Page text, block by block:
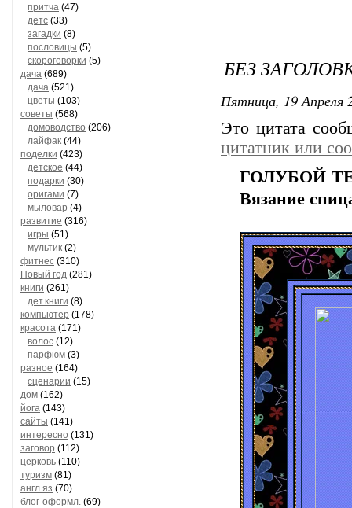
притча (47)
детс (33)
загадки (8)
пословицы (5)
скороговорки (5)
дача (689)
дача (521)
цветы (103)
советы (568)
домоводство (206)
лайфак (44)
поделки (423)
детское (44)
подарки (30)
оригами (7)
мыловар (4)
развитие (316)
игры (51)
мультик (2)
фитнес (310)
Новый год (281)
книги (261)
дет.книги (8)
компьютер (178)
красота (171)
волос (12)
парфюм (3)
разное (164)
сценарии (15)
дом (162)
йога (143)
сайты (141)
интересно (131)
заговор (112)
церковь (110)
туризм (81)
англ.яз (70)
блог-оформл. (69)
БЕЗ
Пятница, 19 Апреля
Это цитата
цитатник или
ГОЛУБОЙ
Вязание